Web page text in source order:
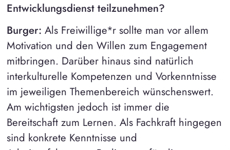
Entwicklungsdienst teilzunehmen?
Burger: Als Freiwillige*r sollte man vor allem
Motivation und den Willen zum Engagement
mitbringen. Darüber hinaus sind natürlich
interkulturelle Kompetenzen und Vorkenntnisse
im jeweiligen Themenbereich wünschenswert.
Am wichtigsten jedoch ist immer die
Bereitschaft zum Lernen. Als Fachkraft hingegen
sind konkrete Kenntnisse und